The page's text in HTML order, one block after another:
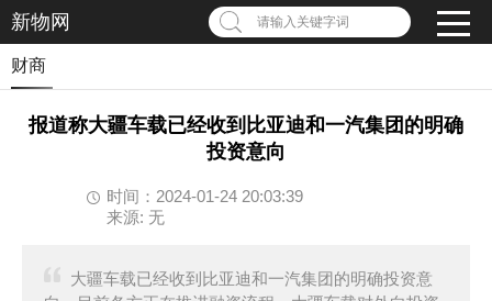
新物网 请输入关键字词
财商
报道称大疆车载已经收到比亚迪和一汽集团的明确
投资意向
时间：2024-01-24 20:03:39
来源: 无
大疆车载已经收到比亚迪和一汽集团的明确投资意